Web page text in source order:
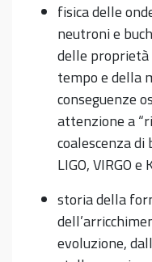
fisica delle
neutroni e
delle
tempo e della
conseguenze
attenzione a
coalescenza
LIGO, VIRGO e
storia della
evoluzione,